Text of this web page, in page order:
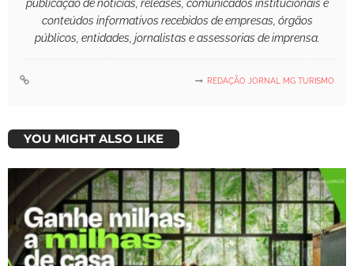
publicação de notícias, releases, comunicados institucionais e
conteúdos informativos recebidos de empresas, órgãos
públicos, entidades, jornalistas e assessorias de imprensa.
REDAÇÃO JORNAL MG TURISMO
YOU MIGHT ALSO LIKE